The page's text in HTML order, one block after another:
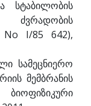
სტაბილობის
ძვრადობის
I/85 642),
სამეცნიერო
მემბრანის
ბიოფიზიკური